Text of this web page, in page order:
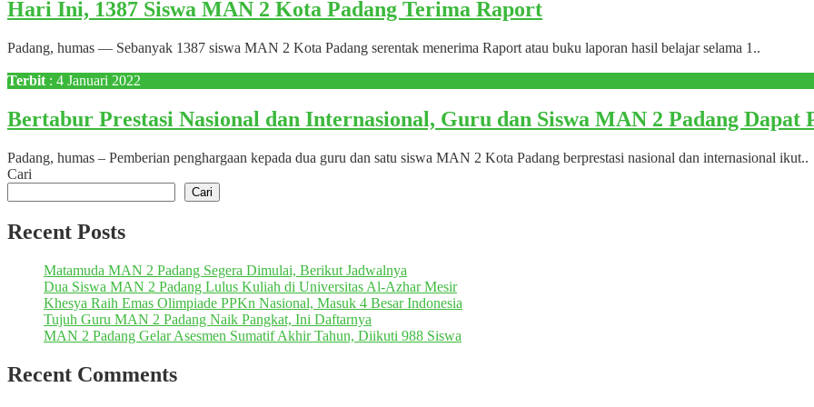
Hari Ini, 1387 Siswa MAN 2 Kota Padang Terima Raport
Padang, humas — Sebanyak 1387 siswa MAN 2 Kota Padang serentak menerima Raport atau buku laporan hasil belajar selama 1..
Terbit : 4 Januari 2022
Bertabur Prestasi Nasional dan Internasional, Guru dan Siswa MAN 2 Padang Dapat
Padang, humas – Pemberian penghargaan kepada dua guru dan satu siswa MAN 2 Kota Padang berprestasi nasional dan internasional ikut..
Cari
Cari
Recent Posts
Matamuda MAN 2 Padang Segera Dimulai, Berikut Jadwalnya
Dua Siswa MAN 2 Padang Lulus Kuliah di Universitas Al-Azhar Mesir
Khesya Raih Emas Olimpiade PPKn Nasional, Masuk 4 Besar Indonesia
Tujuh Guru MAN 2 Padang Naik Pangkat, Ini Daftarnya
MAN 2 Padang Gelar Asesmen Sumatif Akhir Tahun, Diikuti 988 Siswa
Recent Comments